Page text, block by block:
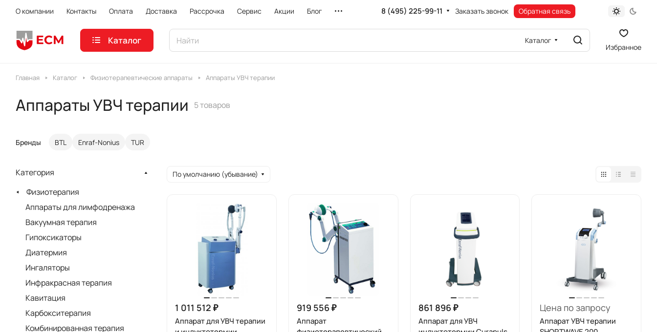
О компании Контакты Оплата Доставка Рассрочка Сервис Акции Блог 8 (495) 225-99-11 Заказать звонок Обратная связь
Каталог Каталог
Избранное
Главная Каталог Физиотерапевтические аппараты Аппараты УВЧ терапии
Аппараты УВЧ терапии 5 товаров
Бренды BTL Enraf-Nonius TUR
По умолчанию (убывание)
1 011 512 ₽
Аппарат для УВЧ терапии
919 556 ₽
Аппарат
861 896 ₽
Аппарат для УВЧ
Цена по запросу
Аппарат УВЧ терапии
Категория
Физиотерапия
Аппараты для лимфодренажа
Вакуумная терапия
Гипоксикаторы
Диатермия
Ингаляторы
Инфракрасная терапия
Кавитация
Карбокситерапия
Комбинированная терапия